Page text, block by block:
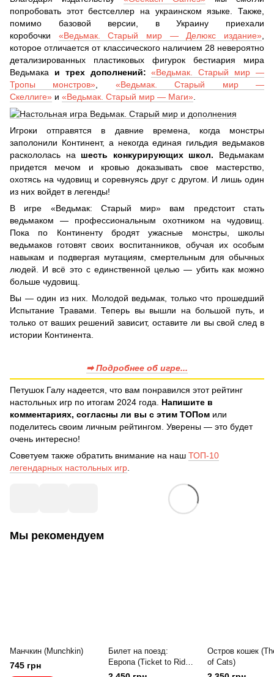
попробовать этот бестселлер на украинском языке. Также,
помимо базовой версии, в Украину приехали
коробочки «Ведьмак. Старый мир — Делюкс издание»
которое отличается от классического наличием 28 невероятно
детализированных пластиковых фигурок бестиария мира
Ведьмака и трех дополнений: «Ведьмак. Старый мир —
Тропы монстров»
«Ведьмак. Старый мир —
Скеллиге» и «Ведьмак. Старый мир — Маги»
Игроки отправятся в давние времена, когда монстры
заполонили Континент, а некогда единая гильдия ведьмаков
раскололась на шесть конкурирующих школ. Ведьмакам
придется мечом и кровью доказывать свое мастерство,
охотясь на чудовищ и соревнуясь друг с другом. И лишь один
из них войдет в легенды!
В игре «Ведьмак: Старый мир» вам предстоит стать
ведьмаком — профессиональным охотником на чудовищ.
Пока по Континенту бродят ужасные монстры, школы
ведьмаков готовят своих воспитанников, обучая их особым
навыкам и подвергая мутациям, смертельным для обычных
людей. И всё это с единственной целью — убить как можно
больше чудовищ.
Вы — один из них. Молодой ведьмак, только что прошедший
Испытание Травами. Теперь вы вышли на большой путь, и
только от ваших решений зависит, оставите ли вы свой след в
истории Континента.
➡ Подробнее об игре...
Петушок Галу надеется, что вам понравился этот рейтинг
настольных игр по итогам 2024 года. Напишите в
комментариях, согласны ли вы с этим ТОПом или
поделитесь своим личным рейтингом. Уверены — это будет
очень интересно!
Советуем также обратить внимание на наш ТОП-10
легендарных настольных игр
Мы рекомендуем
Манчкин (Munchkin)
745 грн
Билет на поезд:
Европа (Ticket to Ride.
Europe)
Остров кошек
of Cats)